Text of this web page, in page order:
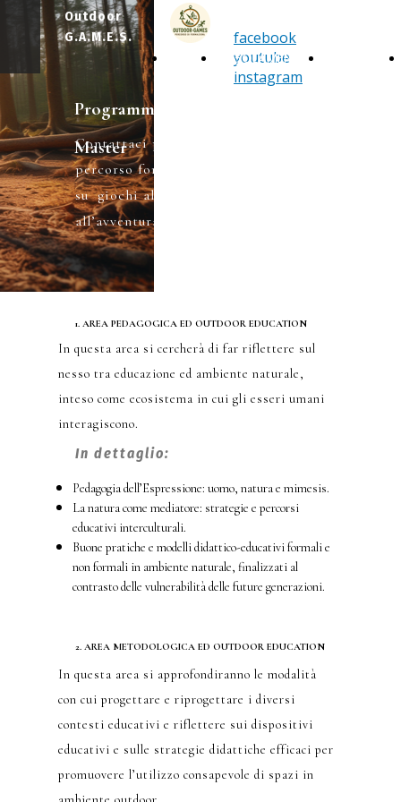
Outdoor
G.A.M.E.S.
Programmi ed obiettivi del
Master
Contattaci per scoprire di più sul
percorso formativo di primo livello,
su giochi all’aperto, educazione
all’avventura e sostenibilità.
1. AREA PEDAGOGICA ED OUTDOOR EDUCATION
2. AREA METODOLOGICA ED OUTDOOR EDUCATION
In questa area si cercherà di far riflettere sul
nesso tra educazione ed ambiente naturale,
inteso come ecosistema in cui gli esseri umani
interagiscono.
In questa area si approfondiranno le modalità
con cui progettare e riprogettare i diversi
contesti educativi e riflettere sui dispositivi
educativi e sulle strategie didattiche efficaci per
promuovere l’utilizzo consapevole di spazi in
facebook
youtube
instagram
In dettaglio:
Pedagogia dell’Espressione: uomo, natura e mimesis.
La natura come mediatore: strategie e percorsi
educativi interculturali.
Buone pratiche e modelli didattico-educativi formali e
non formali in ambiente naturale, finalizzati al
contrasto delle vulnerabilità delle future generazioni.
HOME REGOLAMENTO DIDATTICA